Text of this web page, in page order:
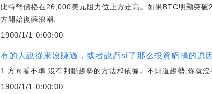
比特幣價格在26,000美元阻力位上方走高。如果BTC明顯突
方開始復蘇浪潮.
1900/1/1 0:00:00
有的人說從來沒賺過，或者說虧si了那么投資虧損的原
1.方向看不準,沒有判斷趨勢的方法和依據。不知道趨勢,你就
1900/1/1 0:00:00